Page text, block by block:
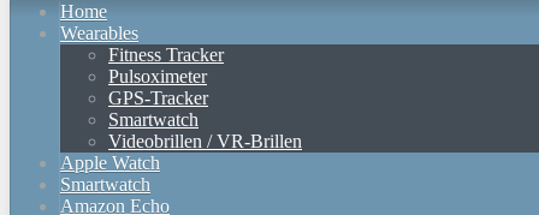
Home
Wearables
Fitness Tracker
Pulsoximeter
GPS-Tracker
Smartwatch
Videobrillen / VR-Brillen
Apple Watch
Smartwatch
Amazon Echo